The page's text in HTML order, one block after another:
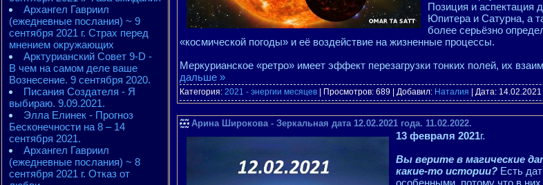
2015 - ЭНЕРГИИ года
Архангел Гавриил
(ежедневные послания) ~ 9
сентября 2021 г. Страх перед
мнением окружающих
Арктурианский Совет 9-D -
В чем на самом деле ваше
Вознесение. 9 сентября 2020.
Писания Создателя - Я
выбираю. 9.09.2021.
Элла Елинек - Прогноз
Бесконечности на 8 – 14
сентября 2021.
Архангел Гавриил
(ежедневные послания) ~ 8
сентября 2021 г. Отказ от
Позиция и аспектация
Юпитера и Сатурна, а
более серьёзно
«космической погоды» и её воздействие на жизненные процессы.
Меркурианское «ретро» имеет эффект перезагрузки тонких полей, их
дальше »
Категория: 2021 - энергии месяцев | Просмотров: 689 | Добавил: Наталия | Дата: 14.02.2021
Арина Широкова - Зеркальная дата 12.02.2021 года. 11.02.2022.
13 февраля 2021г.
Вы верите в магические
какие-то истории? Есть
особенными, потому что в